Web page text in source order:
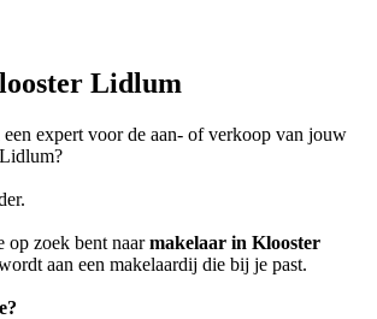
Lidlum
expert voor de aan- of verkoop van jouw
op zoek bent naarmakelaar in Klooster
aan een makelaardij die bij je past.